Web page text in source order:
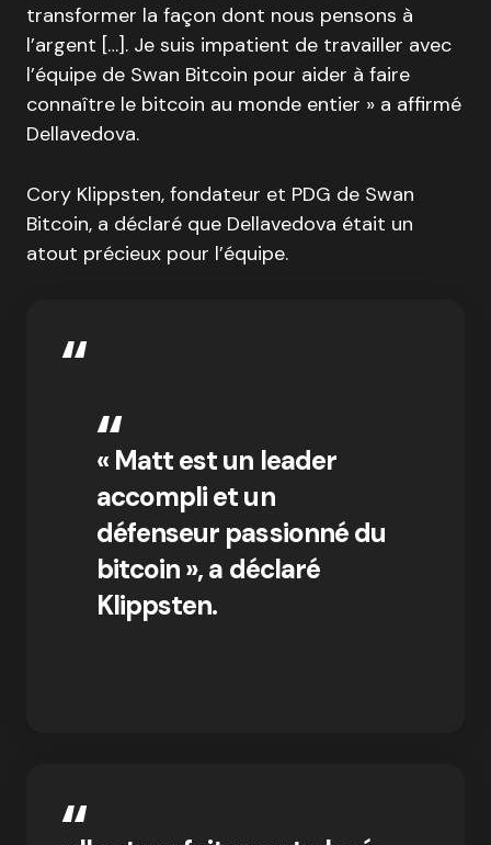
transformer la façon dont nous pensons à
l’argent […]. Je suis impatient de travailler avec
l’équipe de Swan Bitcoin pour aider à faire
connaître le bitcoin au monde entier » a affirmé
Dellavedova.
Cory Klippsten, fondateur et PDG de Swan
Bitcoin, a déclaré que Dellavedova était un
atout précieux pour l’équipe.
« Matt est un leader
accompli et un
défenseur passionné du
bitcoin », a déclaré
Klippsten.